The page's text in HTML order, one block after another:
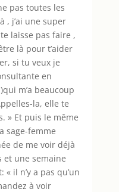
pas toutes les
, j’ai une super
laisse pas faire ,
là pour t’aider
si tu veux je
en
m’a beaucoup
la, elle te
» Et puis le même
sage-femme
de me voir déjà
et une semaine
« il n’y a pas qu’un
à voir